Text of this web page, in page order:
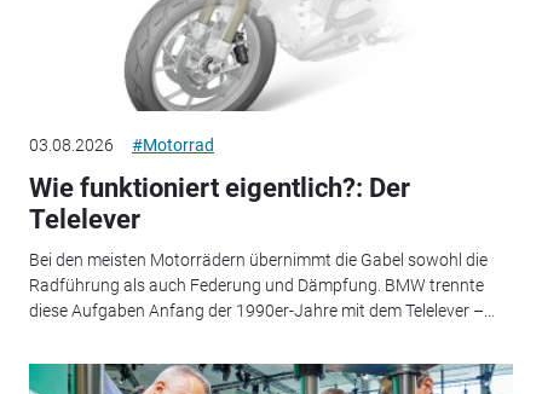
03.08.2026 #Motorrad
Wie funktioniert eigentlich?: Der
Telelever
Bei den meisten Motorrädern übernimmt die Gabel sowohl die
Radführung als auch Federung und Dämpfung. BMW trennte
diese Aufgaben Anfang der 1990er-Jahre mit dem Telelever –...